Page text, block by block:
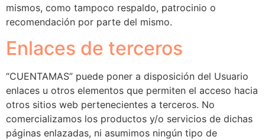
mismos, como tampoco respaldo, patrocinio o
recomendación por parte del mismo.
Enlaces de terceros
“CUENTAMAS” puede poner a disposición del Usuario
enlaces u otros elementos que permiten el acceso hacia
otros sitios web pertenecientes a terceros. No
comercializamos los productos y/o servicios de dichas
páginas enlazadas, ni asumimos ningún tipo de